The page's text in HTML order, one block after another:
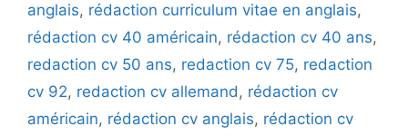
anglais, rédaction curriculum vitae en anglais,
rédaction cv 40 américain, rédaction cv 40 ans,
redaction cv 50 ans, redaction cv 75, redaction
cv 92, redaction cv allemand, rédaction cv
américain, rédaction cv anglais, rédaction cv